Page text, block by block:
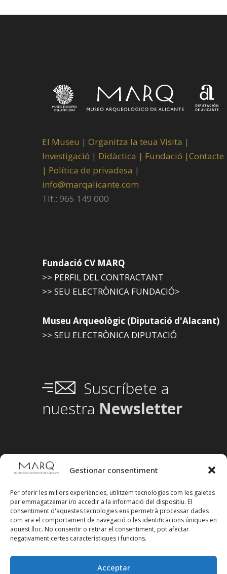
Gestionar consentiment
Per oferir les millors experiències, utilitzem tecnologies com les galetes
per emmagatzemar i/o accedir a la informació del dispositiu. El
consentiment d'aquestes tecnologies ens permetrà processar dades
com ara el comportament de navegació o les identificacions úniques en
aquest lloc. No consentir o retirar el consentiment, pot afectar
negativament certes característiques i funcions.
Acceptar
El Museu | Organitza la teua Visita |
Investigació | Didàctica | Fundació |Contacte
| Política de privadesa |
info@marqalicante.com
Tlf.: 965 149 000
Fundació CV MARQ
>> PERFIL DEL CONTRACTANT
>> SEU ELECTRÒNICA FUNDACIÓ>
Museu Arqueològic (Diputació d'Alacant)
>> SEU ELECTRÒNICA DIPUTACIÓ
Suscríbete a
nuestra Newsletter